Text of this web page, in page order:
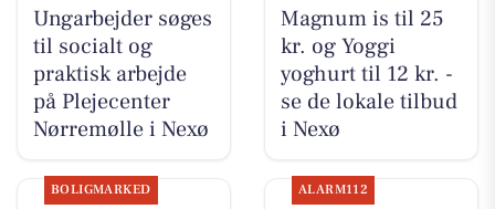
Ungarbejder søges
til socialt og
praktisk arbejde
på Plejecenter
Nørremølle i Nexø
Magnum is til 25
kr. og Yoggi
yoghurt til 12 kr. -
se de lokale tilbud
i Nexø
BOLIGMARKED ALARM112